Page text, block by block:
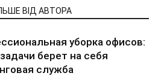
ВІД АВТОРА
уборка офисов:
берет на себя
служба